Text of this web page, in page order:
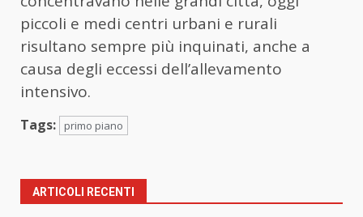
piccoli e medi centri urbani e rurali
risultano sempre più inquinati, anche a
causa degli eccessi dell’allevamento
intensivo.
Tags: primo piano
ARTICOLI RECENTI